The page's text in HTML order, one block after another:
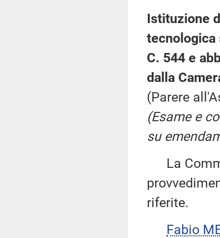
Istituzione
tecnologica
C. 544 e
dalla
(Parere
(Esame e
su
La
riferite.
Fabio